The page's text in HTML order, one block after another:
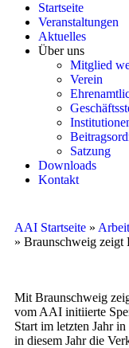
Startseite
Veranstaltungen
Aktuelles
Über uns
Mitglied
Verein
Satzung
Downloads
Kontakt
AAI Startseite »
» Braunschweig zeigt
Mit Braunschweig
vom AAI initiierte
Start im letzten Jahr
in diesem Jahr die